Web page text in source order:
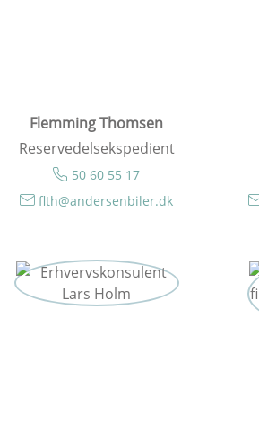
Flemming Thomsen
Reservedelsekspedient
50 60 55 17
flth@andersenbiler.dk